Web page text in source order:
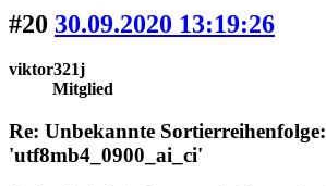
#20 30.09.2020 13:19:26
viktor321j
Mitglied
Re: Unbekannte Sortierreihenfolge:
'utf8mb4_0900_ai_ci'